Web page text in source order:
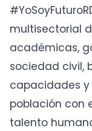
multisectorial
académicas,
sociedad civil,
capacidades
población con
talento